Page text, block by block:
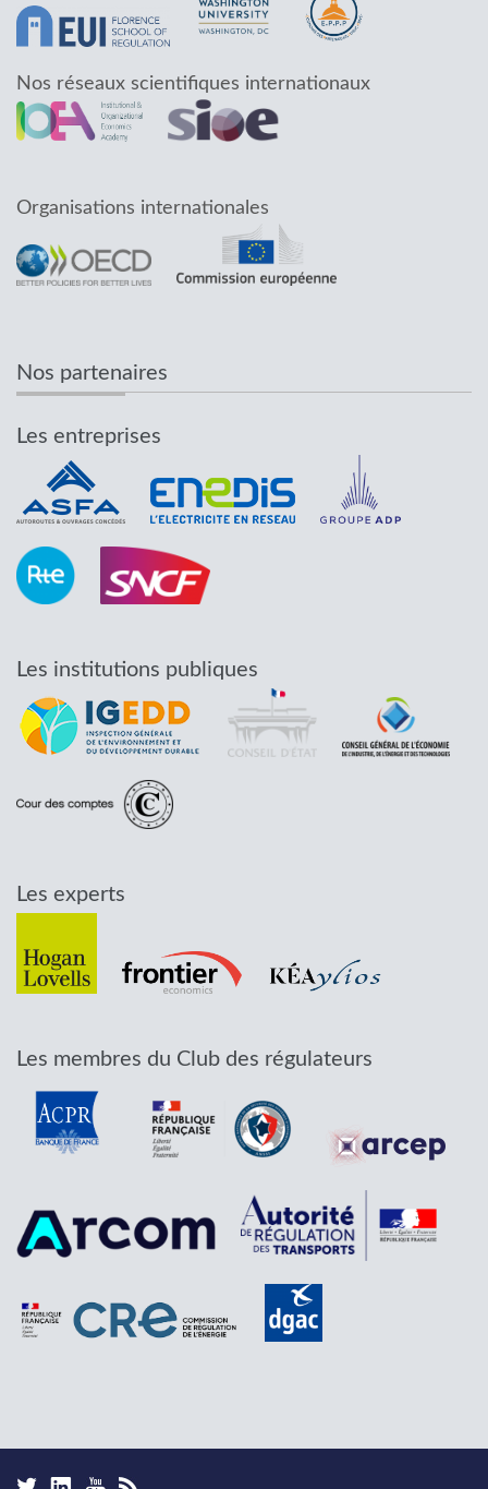
Nos réseaux scientifiques internationaux
Organisations internationales
Nos partenaires
Les entreprises
Les institutions publiques
Les experts
Les membres du Club des régulateurs